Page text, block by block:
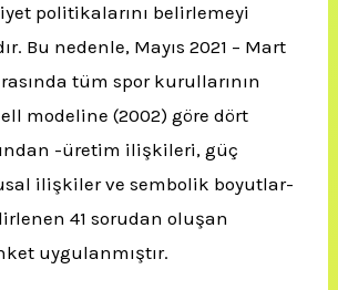
politikalarını belirlemeyi
Bu nedenle, Mayıs 2021 – Mart
tüm spor kurullarının
modeline (2002) göre dört
-üretim ilişkileri, güç
ilişkiler ve sembolik boyutlar-
41 sorudan oluşan
uygulanmıştır.